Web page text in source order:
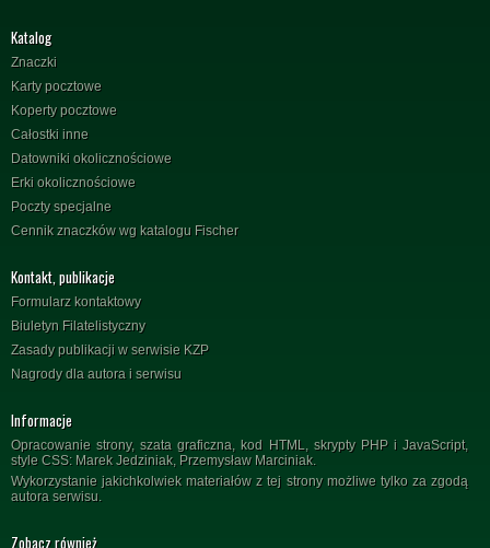
Katalog
Znaczki
Karty pocztowe
Koperty pocztowe
Całostki inne
Datowniki okolicznościowe
Erki okolicznościowe
Poczty specjalne
Cennik znaczków wg katalogu Fischer
Kontakt, publikacje
Formularz kontaktowy
Biuletyn Filatelistyczny
Zasady publikacji w serwisie KZP
Nagrody dla autora i serwisu
Informacje
Opracowanie strony, szata graficzna, kod HTML, skrypty PHP i JavaScript,
style CSS: Marek Jedziniak, Przemysław Marciniak.
Wykorzystanie jakichkolwiek materiałów z tej strony możliwe tylko za zgodą
autora serwisu.
Zobacz również